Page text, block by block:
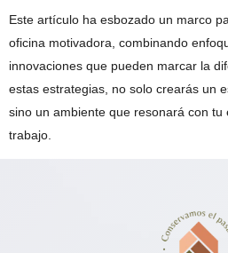
Este artículo ha esbozado un marco
oficina motivadora, combinando
innovaciones que pueden marcar la
estas estrategias, no solo crearás un
sino un ambiente que resonará con
trabajo.